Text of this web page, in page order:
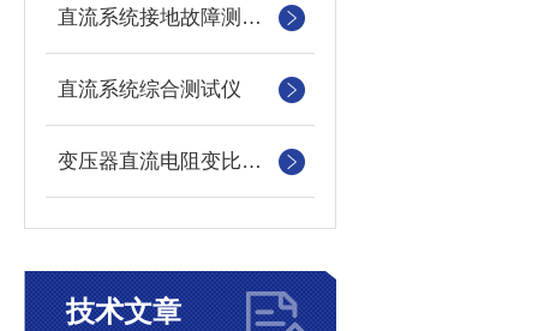
直流系统接地故障测试仪
直流系统综合测试仪
变压器直流电阻变比测试仪
技术文章